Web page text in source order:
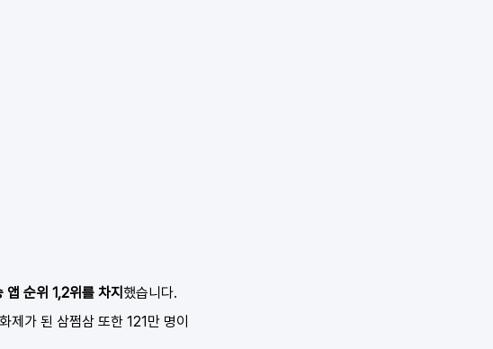
앱 순위 1,2위를 차지했습니다.
가 된 삼쩜삼 또한 121만 명이